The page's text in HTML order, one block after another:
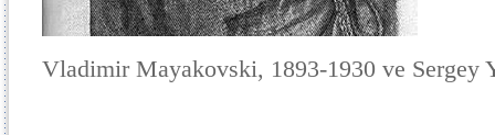
Vladimir Mayakovski, 1893-1930 ve Sergey